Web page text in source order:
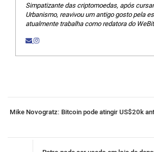
Simpatizante das criptomoedas, após
Urbanismo, reavivou um antigo gosto pela
atualmente trabalha como redatora do
Mike Novogratz: Bitcoin pode atingir US$20k